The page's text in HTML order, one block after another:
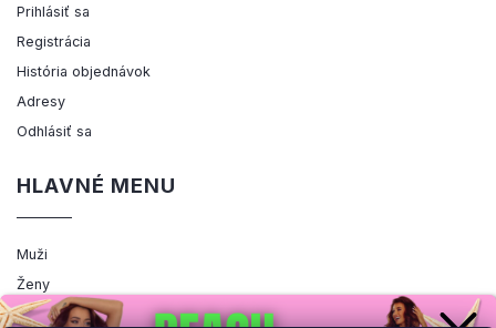
Prihlásiť sa
Registrácia
História objednávok
Adresy
Odhlásiť sa
HLAVNÉ MENU
Muži
Ženy
Výpredaj